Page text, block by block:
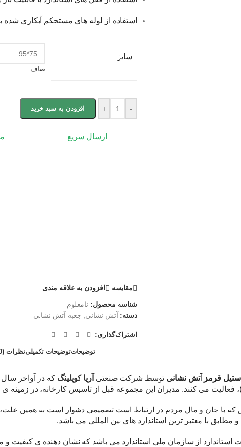
استفاده از لوله های مستحکم آبکاری شده
سایز
صاف
-
+ افزودن به سبد خرید
ارسال سریع
مقايسه افزودن به علاقه مندی
شناسه محصول: نامعلوم
دسته: آتش نشانی جعبه آتش نشانی
اشتراک‌گذاری:
توضیحاتتوضیحات تکمیلینظرات (0)
استیل قرمز آتش نشانی توسط شرکت صنعتی آریا کوپلینگ
با جان و مال مردم در ارتباط است تصمیمی دشوار است به همین
مطابق با معتبر ترین استاندارد های بین المللی می باشد.
استاندارد از سازمان ملی استاندارد می باشد که نشان دهنده ی